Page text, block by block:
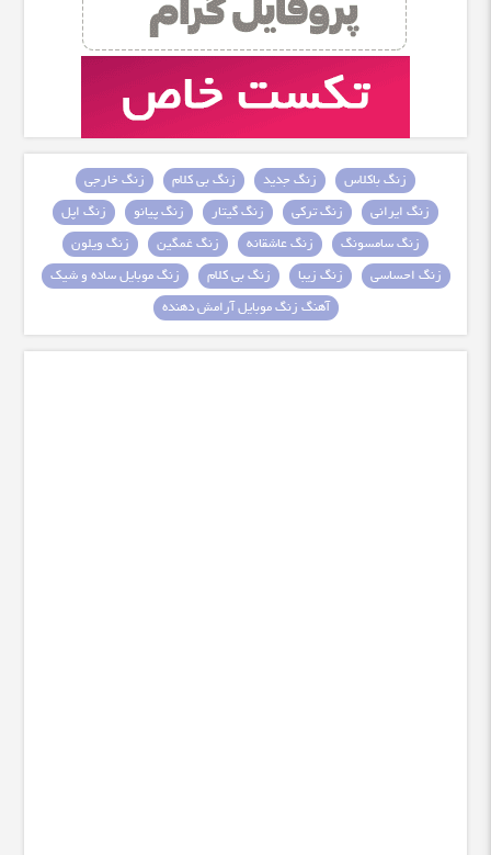
زنگ باکلاس زنگ جدید زنگ بی کلام
زنگ خارجی
زنگ ایرانی
زنگ ترکی زنگ گیتار زنگ پیانو
زنگ اپل
زنگ سامسونگ
زنگ عاشقانه زنگ غمگین
زنگ ویلون
زنگ احساسی
زنگ زیبا زنگ بی کلام
زنگ موبایل ساده و شیک
آهنگ زنگ موبایل آرامش دهنده